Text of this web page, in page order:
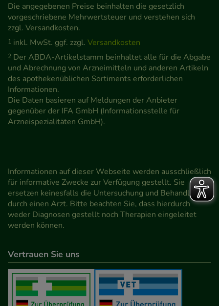
unsere Website weiter für Sie optimieren können,
den Inhalt auf unserer Website aber auch die
Werbung auf Drittseiten möglichst relevant für Sie
zu gestalten. Bitte beachten Sie, dass Daten hierfür
teilweise an Dritte wie z.B. Google oder soziale
Medien übertragen werden.
Die angegebenen Preise beinhalten die gesetzlich
vorgeschriebene Mehrwertsteuer und verstehen sich
zzgl. Versandkosten.
1 inkl. MwSt. ggf. zzgl. Versandkosten
2 Der ABDA-Artikelstamm beinhaltet alle für die Abgabe
und Abrechnung von Arzneimitteln und anderen Artikeln
des apothekenüblichen Sortiments erforderlichen
Informationen.
Die Daten basieren auf Meldungen der Anbieter
gegenüber der IFA GmbH (Informationsstelle für
Arzneispezialitäten GmbH).
Informationen auf dieser Webseite werden ausschließlich
für informative Zwecke zur Verfügung gestellt. Sie
ersetzen keinesfalls die Untersuchung und Behandlung
durch einen Arzt. Bitte beachten Sie, dass hierdurch
weder Diagnosen gestellt noch Therapien eingeleitet
werden können.
Vertrauen Sie uns